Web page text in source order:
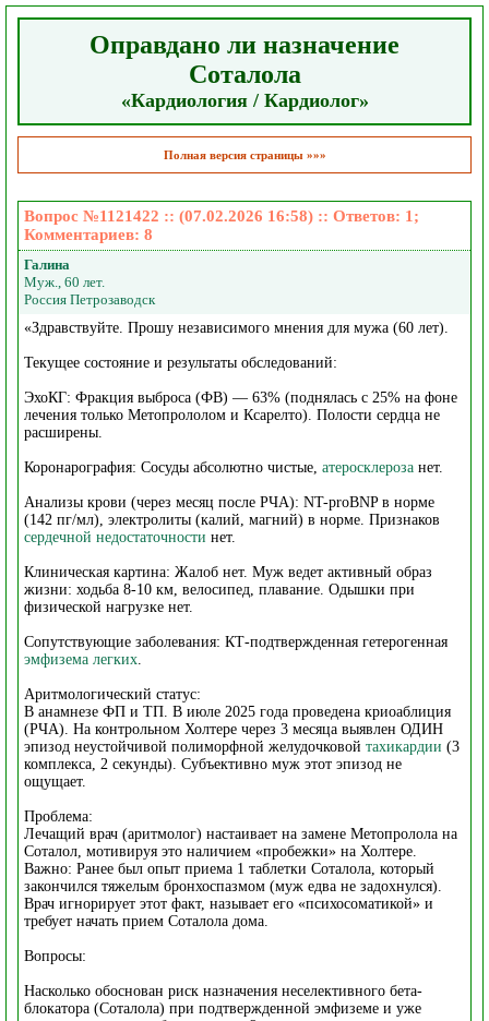
Оправдано ли назначение
Соталола
«Кардиология / Кардиолог»
Полная версия страницы »»»
Вопрос №1121422 :: (07.02.2026 16:58) :: Ответов: 1 ;
Комментариев: 8
Галина
Муж., 60 лет.
Россия Петрозаводск
«Здравствуйте. Прошу независимого мнения для мужа (60 лет).
Текущее состояние и результаты обследований:
ЭхоКГ: Фракция выброса (ФВ) — 63% (поднялась с 25% на фоне
лечения только Метопрололом и Ксарелто). Полости сердца не
расширены.
Коронарография: Сосуды абсолютно чистые, атеросклероза нет.
Анализы крови (через месяц после РЧА): NT-proBNP в норме
(142 пг/мл), электролиты (калий, магний) в норме. Признаков
сердечной недостаточности нет.
Клиническая картина: Жалоб нет. Муж ведет активный образ
жизни: ходьба 8-10 км, велосипед, плавание. Одышки при
физической нагрузке нет.
Сопутствующие заболевания: КТ-подтвержденная гетерогенная
эмфизема легких.
Аритмологический статус:
В анамнезе ФП и ТП. В июле 2025 года проведена криоаблиция
(РЧА). На контрольном Холтере через 3 месяца выявлен ОДИН
эпизод неустойчивой полиморфной желудочковой тахикардии (3
комплекса, 2 секунды). Субъективно муж этот эпизод не
ощущает.
Проблема:
Лечащий врач (аритмолог) настаивает на замене Метопролола на
Соталол, мотивируя это наличием «пробежки» на Холтере.
Важно: Ранее был опыт приема 1 таблетки Соталола, который
закончился тяжелым бронхоспазмом (муж едва не задохнулся).
Врач игнорирует этот факт, называет его «психосоматикой» и
требует начать прием Соталола дома.
Вопросы:
Насколько обоснован риск назначения неселективного бета-
блокатора (Соталола) при подтвержденной эмфиземе и уже